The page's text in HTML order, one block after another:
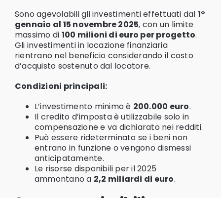
Sono agevolabili gli investimenti effettuati dal 1°
gennaio al 15 novembre 2025, con un limite
massimo di 100 milioni di euro per progetto.
Gli investimenti in locazione finanziaria
rientrano nel beneficio considerando il costo
d’acquisto sostenuto dal locatore.
Condizioni principali:
L’investimento minimo è 200.000 euro.
Il credito d’imposta è utilizzabile solo in
compensazione e va dichiarato nei redditi.
Può essere rideterminato se i beni non
entrano in funzione o vengono dismessi
anticipatamente.
Le risorse disponibili per il 2025
ammontano a 2,2 miliardi di euro.